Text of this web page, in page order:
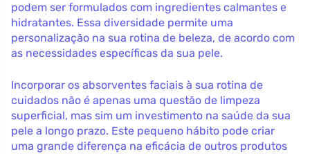
podem ser formulados com ingredientes calmantes e
hidratantes. Essa diversidade permite uma
personalização na sua rotina de beleza, de acordo com
as necessidades específicas da sua pele.
Incorporar os absorventes faciais à sua rotina de
cuidados não é apenas uma questão de limpeza
superficial, mas sim um investimento na saúde da sua
pele a longo prazo. Este pequeno hábito pode criar
uma grande diferença na eficácia de outros produtos